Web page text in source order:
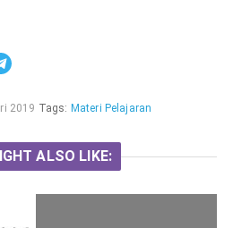
2019 Tags: Materi Pelajaran
ALSO LIKE: